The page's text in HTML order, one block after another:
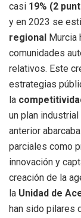
casi 19% (2
y en 2023 se
regional Murcia
comunidades
relativos. Este
estrategias
la
un plan
anterior
parciales como
innovación y
creación de la
la Unidad de
han sido pilares